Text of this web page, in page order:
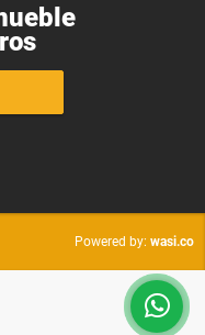
Powered by: wasi.co